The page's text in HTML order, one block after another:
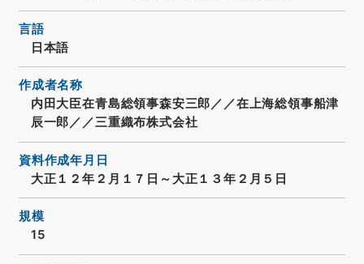
言語
日本語
作成者名称
内田大臣在青島総領事森安三郎／／在上海総領事船津
辰一郎／／三重織布株式会社
資料作成年月日
大正１２年２月１７日～大正１３年２月５日
規模
15